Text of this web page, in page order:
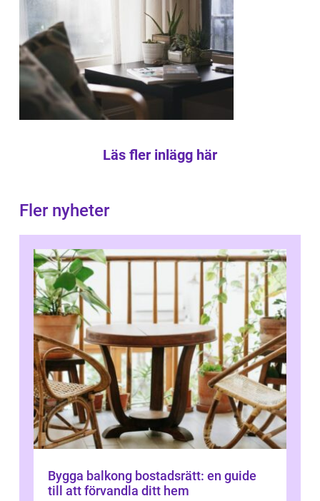
Läs fler inlägg här
Fler nyheter
Bygga balkong bostadsrätt: en guide
till att förvandla ditt hem